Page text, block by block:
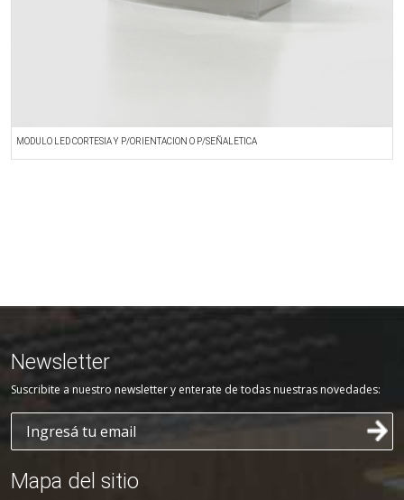
MODULO LED CORTESIA Y P/ORIENTACION O P/SEÑALETICA
Newsletter
Suscribite a nuestro newsletter y enterate de todas nuestras novedades:
Mapa del sitio